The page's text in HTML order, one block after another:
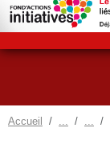
Accueil